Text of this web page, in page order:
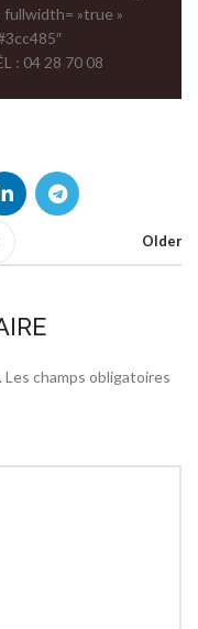
fullwidth= »true »
: 04 28 70 08
Older
Les champs obligatoires